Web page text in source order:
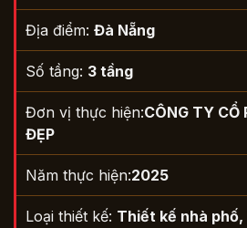
Địa điểm: Đà Nẵng
Số tầng: 3 tầng
Đơn vị thực hiện:CÔNG TY CỔ
ĐẸP
Năm thực hiện:2025
Loại thiết kế: Thiết kế nhà phố,